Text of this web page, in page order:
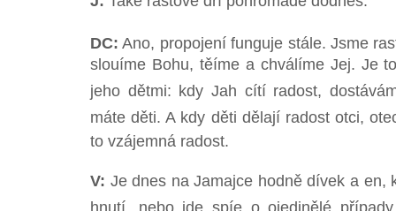
DC: Ano, propojení funguje stále. Jsme
slouíme Bohu, těíme a chválíme Jej. Je
jeho dětmi: kdy Jah cítí radost,
máte děti. A kdy děti dělají radost otci,
to vzájemná radost.
V: Je dnes na Jamajce hodně dívek a
hnutí, nebo jde spíe o ojedinělé